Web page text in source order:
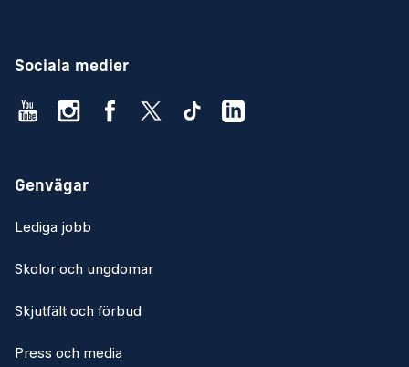
Sociala medier
Genvägar
Lediga jobb
Skolor och ungdomar
Skjutfält och förbud
Press och media